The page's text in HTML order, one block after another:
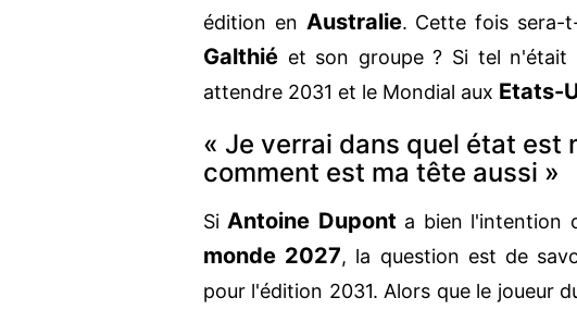
édition en Australie. Cette fois sera-
Galthié et son groupe ? Si tel
attendre 2031 et le Mondial aux Etats-
« Je verrai dans quel état est
comment est ma tête aussi »
SiAntoine Dupont a bien l'intention
monde 2027, la question est de
pour l'édition 2031. Alors que le joueur